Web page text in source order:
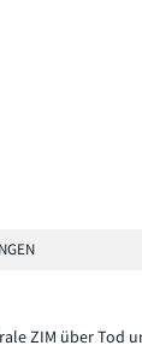
ZIM über Tod